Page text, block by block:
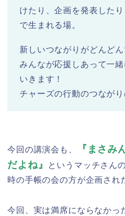
けたり、企画を発表した
で生まれる場。
新しいつながりがどんどん
みんなが応援しあって一
いきます！
チャーズの行動のつながり
今回の講演会も、
『まさみ
だよね』
というマッチさん
時の手帳の会の方が企画され
今回、実は満席にならなかっ